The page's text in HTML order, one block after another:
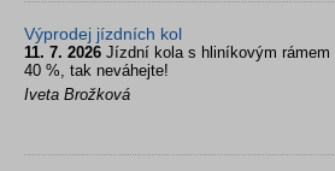
Výprodej jízdních kol
11. 7. 2026 Jízdní kola s hliníkovým rámem
40 %, tak neváhejte!
Iveta Brožková